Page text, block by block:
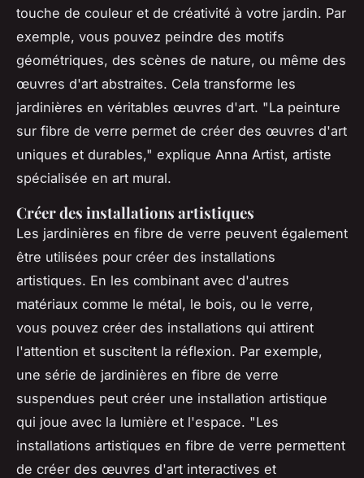
touche de couleur et de créativité à votre jardin. Par
exemple, vous pouvez peindre des motifs
géométriques, des scènes de nature, ou même des
œuvres d'art abstraites. Cela transforme les
jardinières en véritables œuvres d'art. "La peinture
sur fibre de verre permet de créer des œuvres d'art
uniques et durables," explique Anna Artist, artiste
spécialisée en art mural.
Créer des installations artistiques
Les jardinières en fibre de verre peuvent également
être utilisées pour créer des installations
artistiques. En les combinant avec d'autres
matériaux comme le métal, le bois, ou le verre,
vous pouvez créer des installations qui attirent
l'attention et suscitent la réflexion. Par exemple,
une série de jardinières en fibre de verre
suspendues peut créer une installation artistique
qui joue avec la lumière et l'espace. "Les
installations artistiques en fibre de verre permettent
de créer des œuvres d'art interactives et